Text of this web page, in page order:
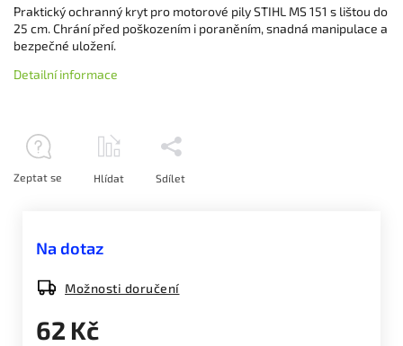
62 Kč
Na dotaz
Možnosti doručení
Praktický ochranný kryt pro motorové pily STIHL MS 151 s lištou do
25 cm. Chrání před poškozením i poraněním, snadná manipulace a
bezpečné uložení.
Detailní informace
Zeptat se Hlídat Sdílet